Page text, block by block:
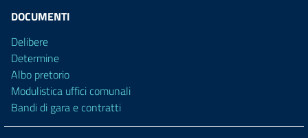
DOCUMENTI
Delibere
Determine
Albo pretorio
Modulistica uffici comunali
Bandi di gara e contratti